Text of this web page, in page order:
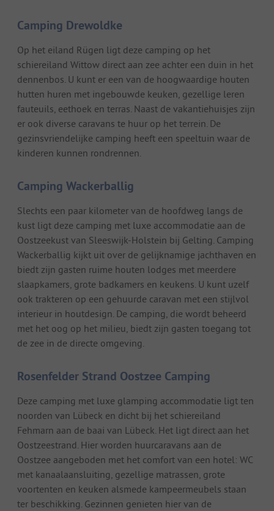
Camping Drewoldke
Op het eiland Rügen ligt deze camping op het
schiereiland Wittow direct aan zee achter een duin in het
dennenbos. U kunt er een van de hoogwaardige houten
hutten huren met ingebouwde keuken, gezellige leren
fauteuils, eethoek en terras. Naast de vakantiehuisjes zijn
er ook diverse caravans te huur op het terrein. De
gezinsvriendelijke camping heeft een speeltuin waar de
kinderen kunnen rondrennen.
Camping Wackerballig
Slechts een paar kilometer van de hoofdweg langs de
kust ligt deze camping met luxe accommodatie aan de
Oostzeekust van Sleeswijk-Holstein bij Gelting. Camping
Wackerballig kijkt uit over de gelijknamige jachthaven en
biedt zijn gasten ruime houten lodges met meerdere
slaapkamers, grote badkamers en keukens. U kunt uzelf
ook trakteren op een gehuurde caravan met een stijlvol
interieur in houtdesign. De camping, die wordt beheerd
met het oog op het milieu, biedt zijn gasten toegang tot
de zee in de directe omgeving.
Rosenfelder Strand Oostzee Camping
Deze camping met luxe glamping accommodatie ligt ten
noorden van Lübeck en dicht bij het schiereiland
Fehmarn aan de baai van Lübeck. Het ligt direct aan het
Oostzeestrand. Hier worden huurcaravans aan de
Oostzee aangeboden met het comfort van een hotel: WC
met kanaalaansluiting, gezellige matrassen, grote
voortenten en keuken alsmede kampeermeubels staan
ter beschikking. Gezinnen genieten hier van de